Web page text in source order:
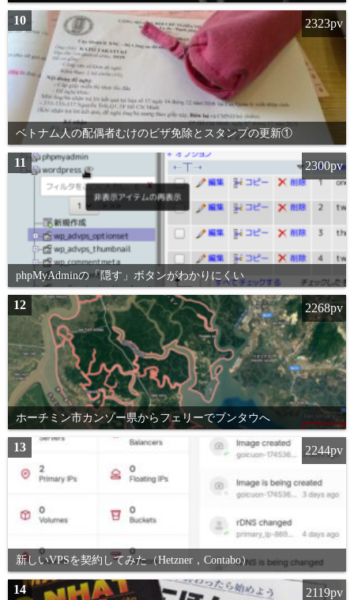
10
ベトナム人の配偶者むけのビザ免除とスタンプの更新①
2323pv
11
phpMyAdminの「隠す」ボタンがわかりにくい
2300pv
12
ホーチミン市カンゾー県からフェリーでブンタウへ
2268pv
13
新しいVPSを契約してみた（Hetzner，Contabo）
2244pv
14 2119pv